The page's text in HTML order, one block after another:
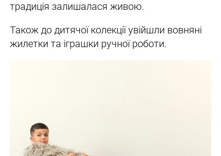
традиція залишалася живою.
Також до дитячої колекції увійшли вовняні
жилетки та іграшки ручної роботи.